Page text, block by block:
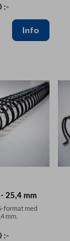
:-
25,4 mm
format med
mm.
:-